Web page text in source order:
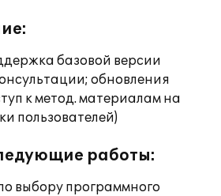
базовой версии
обновления
к метод. материалам на
пользователей)
работы:
выбору программного